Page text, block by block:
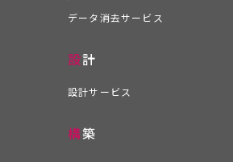
データ消去サービス
設計
設計サービス
構築